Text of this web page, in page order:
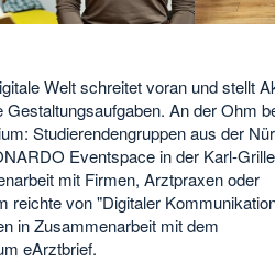
Welt schreitet voran und stellt
An der Ohm
Studierendengruppen aus der
Eventspace in der Karl-
mit Firmen, Arztpraxen oder
reichte von "Digitaler
in Zusammenarbeit mit dem
eArztbrief.